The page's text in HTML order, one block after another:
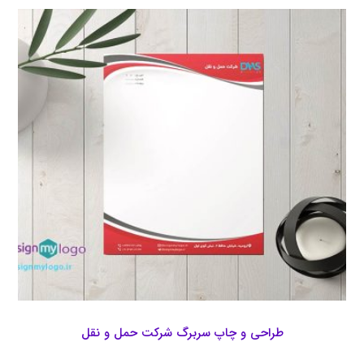
طراحی و چاپ سربرگ شرکت حمل و نقل